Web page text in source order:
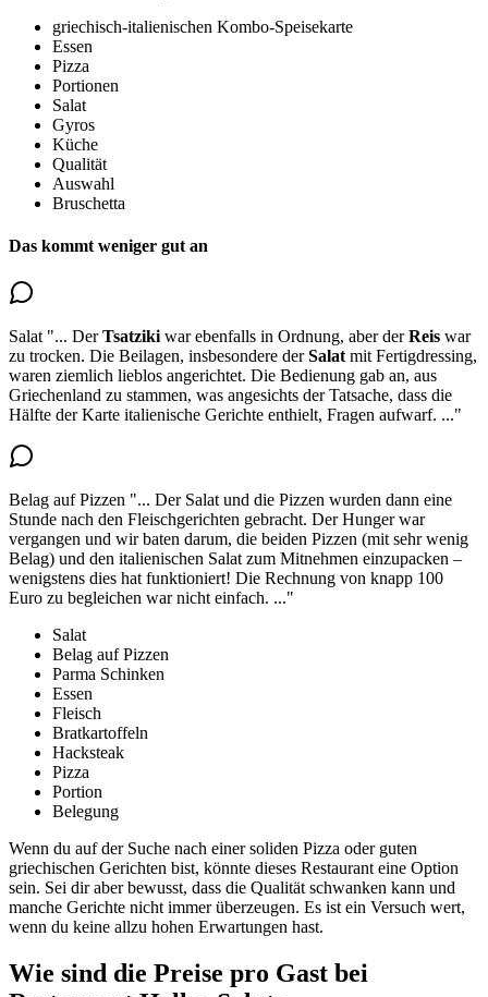
griechisch-italienischen Kombo-Speisekarte
Essen
Pizza
Portionen
Salat
Gyros
Küche
Qualität
Auswahl
Bruschetta
Das kommt weniger gut an
Salat "... DerTsatziki war ebenfalls in Ordnung, aber derReis war
zu trocken. Die Beilagen, insbesondere derSalat mit Fertigdressing,
waren ziemlich lieblos angerichtet. Die Bedienung gab an, aus
Griechenland zu stammen, was angesichts der Tatsache, dass die
Hälfte der Karte italienische Gerichte enthielt, Fragen aufwarf. ..."
Belag auf Pizzen "... Der Salat und die Pizzen wurden dann eine
Stunde nach den Fleischgerichten gebracht. Der Hunger war
vergangen und wir baten darum, die beiden Pizzen (mit sehr wenig
Belag) und den italienischen Salat zum Mitnehmen einzupacken –
wenigstens dies hat funktioniert! Die Rechnung von knapp 100
Euro zu begleichen war nicht einfach. ..."
Salat
Belag auf Pizzen
Parma Schinken
Essen
Fleisch
Bratkartoffeln
Hacksteak
Pizza
Portion
Belegung
Wenn du auf der Suche nach einer soliden Pizza oder guten
griechischen Gerichten bist, könnte dieses Restaurant eine Option
sein. Sei dir aber bewusst, dass die Qualität schwanken kann und
manche Gerichte nicht immer überzeugen. Es ist ein Versuch wert,
wenn du keine allzu hohen Erwartungen hast.
Wie sind die Preise pro Gast bei